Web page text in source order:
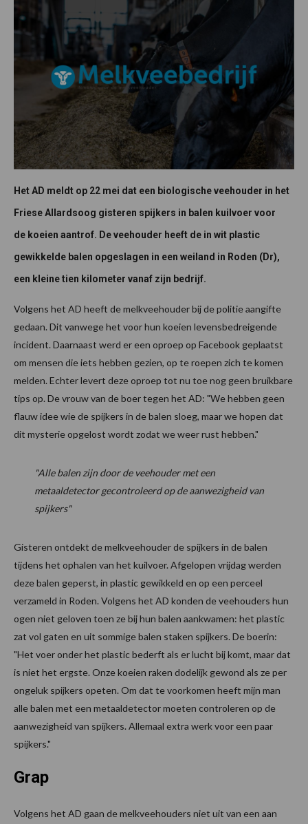
Het AD meldt op 22 mei dat een biologische veehouder in het
Friese Allardsoog gisteren spijkers in balen kuilvoer voor
de koeien aantrof. De veehouder heeft de in wit plastic
gewikkelde balen opgeslagen in een weiland in Roden (Dr),
een kleine tien kilometer vanaf zijn bedrijf.
Volgens het AD heeft de melkveehouder bij de politie aangifte
gedaan. Dit vanwege het voor hun koeien levensbedreigende
incident. Daarnaast werd er een oproep op Facebook geplaatst
om mensen die iets hebben gezien, op te roepen zich te komen
melden. Echter levert deze oproep tot nu toe nog geen bruikbare
tips op. De vrouw van de boer tegen het AD: "We hebben geen
flauw idee wie de spijkers in de balen sloeg, maar we hopen dat
dit mysterie opgelost wordt zodat we weer rust hebben."
"Alle balen zijn door de veehouder met een
metaaldetector gecontroleerd op de aanwezigheid van
spijkers"
Gisteren ontdekt de melkveehouder de spijkers in de balen
tijdens het ophalen van het kuilvoer. Afgelopen vrijdag werden
deze balen geperst, in plastic gewikkeld en op een perceel
verzameld in Roden. Volgens het AD konden de veehouders hun
ogen niet geloven toen ze bij hun balen aankwamen: het plastic
zat vol gaten en uit sommige balen staken spijkers. De boerin:
"Het voer onder het plastic bederft als er lucht bij komt, maar dat
is niet het ergste. Onze koeien raken dodelijk gewond als ze per
ongeluk spijkers opeten. Om dat te voorkomen heeft mijn man
alle balen met een metaaldetector moeten controleren op de
aanwezigheid van spijkers. Allemaal extra werk voor een paar
spijkers."
Grap
Volgens het AD gaan de melkveehouders niet uit van een aan